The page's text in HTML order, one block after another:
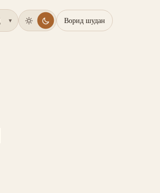
▾ Ворид шудан